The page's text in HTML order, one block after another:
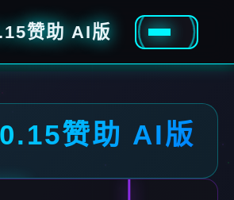
赞助 AI版
赞助 AI版